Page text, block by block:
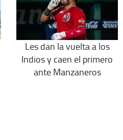
Les dan la vuelta a los
Indios y caen el primero
ante Manzaneros